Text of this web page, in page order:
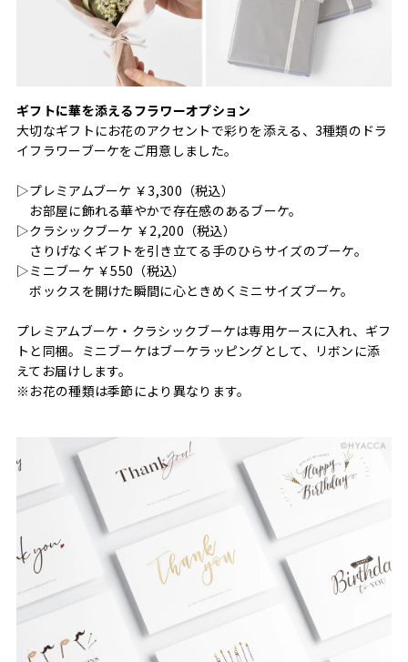
ギフトに華を添えるフラワーオプション
大切なギフトにお花のアクセントで彩りを添える、3種類のドラ
イフラワーブーケをご用意しました。
▷プレミアムブーケ ￥3,300（税込）
お部屋に飾れる華やかで存在感のあるブーケ。
▷クラシックブーケ ￥2,200（税込）
さりげなくギフトを引き立てる手のひらサイズのブーケ。
▷ミニブーケ ￥550（税込）
ボックスを開けた瞬間に心ときめくミニサイズブーケ。
プレミアムブーケ・クラシックブーケは専用ケースに入れ、ギフ
トと同梱。ミニブーケはブーケラッピングとして、リボンに添
えてお届けします。
※お花の種類は季節により異なります。